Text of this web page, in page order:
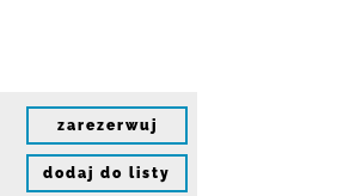
zarezerwuj
dodaj do listy